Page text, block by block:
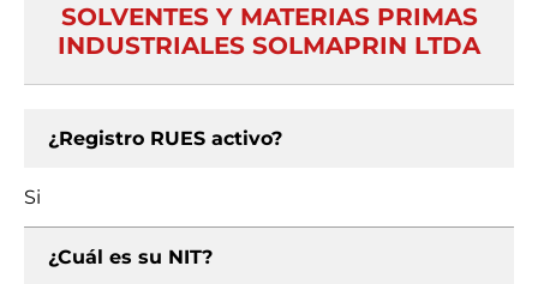
SOLVENTES Y MATERIAS PRIMAS
INDUSTRIALES SOLMAPRIN LTDA
¿Registro RUES activo?
Si
¿Cuál es su NIT?